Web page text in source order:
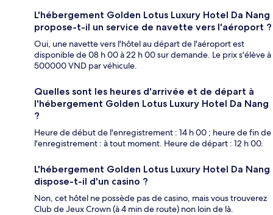
L'hébergement Golden Lotus Luxury Hotel Da Nang
propose-t-il un service de navette vers l'aéroport ?
Oui, une navette vers l'hôtel au départ de l'aéroport est
disponible de 08 h 00 à 22 h 00 sur demande. Le prix s'élève à
500000 VND par véhicule.
Quelles sont les heures d'arrivée et de départ à
l'hébergement Golden Lotus Luxury Hotel Da Nang
?
Heure de début de l'enregistrement : 14 h 00 ; heure de fin de
l'enregistrement : à tout moment. Heure de départ : 12 h 00.
L'hébergement Golden Lotus Luxury Hotel Da Nang
dispose-t-il d'un casino ?
Non, cet hôtel ne possède pas de casino, mais vous trouverez
Club de Jeux Crown (à 4 min de route) non loin de là.